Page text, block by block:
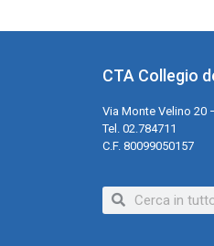
CTA Collegio
Via Monte Velino 20
Tel. 02.784711
C.F. 80099050157